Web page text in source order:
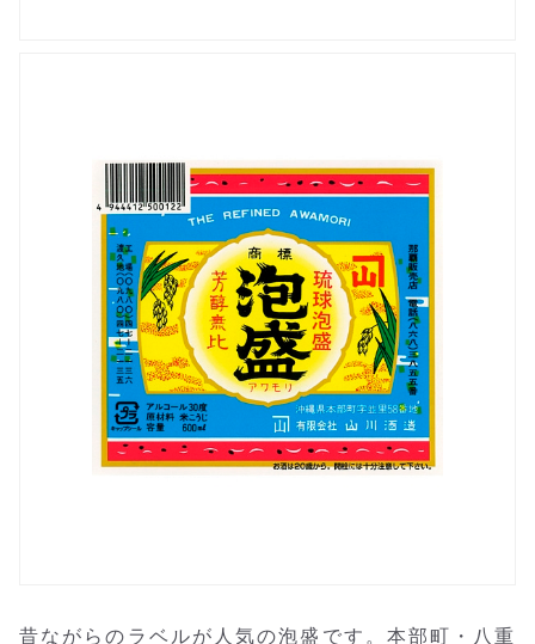
昔ながらのラベルが人気の泡盛です。本部町・八重